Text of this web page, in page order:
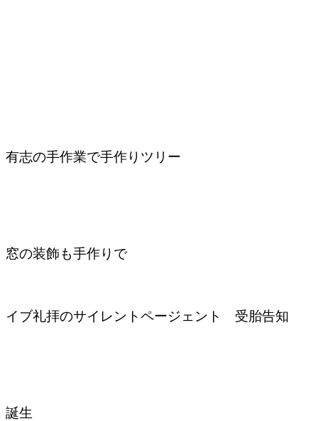
有志の手作業で手作りツリー
窓の装飾も手作りで
イブ礼拝のサイレントページェント 受胎告知
誕生